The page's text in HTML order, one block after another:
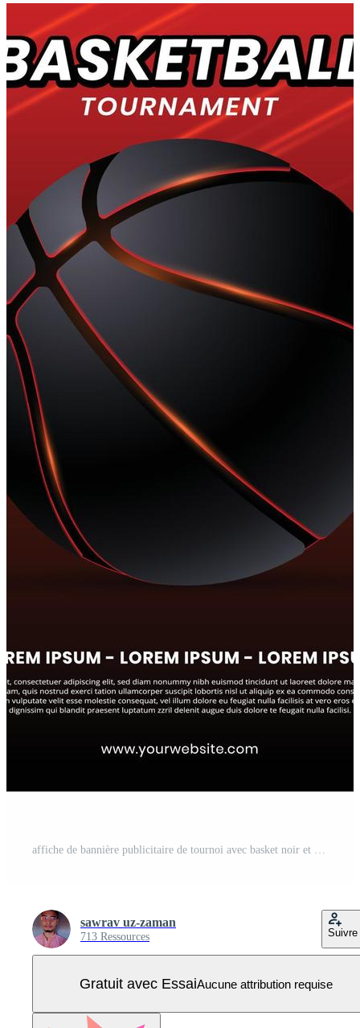
affiche de bannière publicitaire de tournoi avec basket noir et fond rouge Vecteur Pro
sawrav uz-zaman
713 Ressources Suivre
Gratuit avec EssaiAucune attribution requise